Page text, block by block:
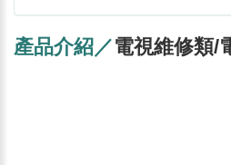
產品介紹／電視維修類/